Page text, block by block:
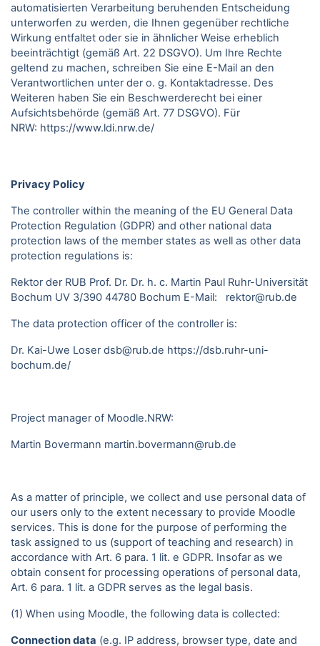
automatisierten Verarbeitung beruhenden Entscheidung
unterworfen zu werden, die Ihnen gegenüber rechtliche
Wirkung entfaltet oder sie in ähnlicher Weise erheblich
beeinträchtigt (gemäß Art. 22 DSGVO). Um Ihre Rechte
geltend zu machen, schreiben Sie eine E-Mail an den
Verantwortlichen unter der o. g. Kontaktadresse. Des
Weiteren haben Sie ein Beschwerderecht bei einer
Aufsichtsbehörde (gemäß Art. 77 DSGVO). Für
NRW: https://www.ldi.nrw.de/
Privacy Policy
The controller within the meaning of the EU General Data
Protection Regulation (GDPR) and other national data
protection laws of the member states as well as other data
protection regulations is:
Rektor der RUB Prof. Dr. Dr. h. c. Martin Paul Ruhr-Universität
Bochum UV 3/390 44780 Bochum E-Mail: rektor@rub.de
The data protection officer of the controller is:
Dr. Kai-Uwe Loser dsb@rub.de https://dsb.ruhr-uni-
bochum.de/
Project manager of Moodle.NRW:
Martin Bovermann martin.bovermann@rub.de
As a matter of principle, we collect and use personal data of
our users only to the extent necessary to provide Moodle
services. This is done for the purpose of performing the
task assigned to us (support of teaching and research) in
accordance with Art. 6 para. 1 lit. e GDPR. Insofar as we
obtain consent for processing operations of personal data,
Art. 6 para. 1 lit. a GDPR serves as the legal basis.
(1) When using Moodle, the following data is collected:
Connection data (e.g. IP address, browser type, date and